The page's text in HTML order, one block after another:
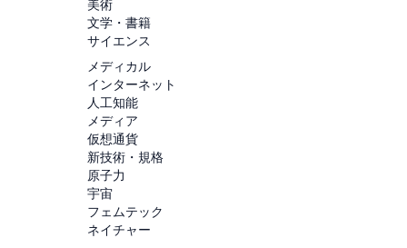
美術
文学・書籍
サイエンス
メディカル
インターネット
人工知能
メディア
仮想通貨
新技術・規格
原子力
宇宙
フェムテック
ネイチャー